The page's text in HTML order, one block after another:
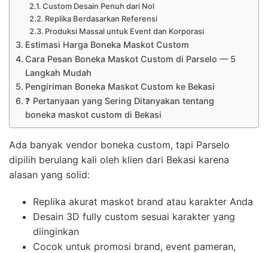
Custom Desain Penuh dari Nol
Replika Berdasarkan Referensi
Produksi Massal untuk Event dan Korporasi
Estimasi Harga Boneka Maskot Custom
Cara Pesan Boneka Maskot Custom di Parselo — 5
Langkah Mudah
Pengiriman Boneka Maskot Custom ke Bekasi
❓ Pertanyaan yang Sering Ditanyakan tentang
boneka maskot custom di Bekasi
Ada banyak vendor boneka custom, tapi Parselo
dipilih berulang kali oleh klien dari Bekasi karena
alasan yang solid:
Replika akurat maskot brand atau karakter Anda
Desain 3D fully custom sesuai karakter yang
diinginkan
Cocok untuk promosi brand, event pameran,